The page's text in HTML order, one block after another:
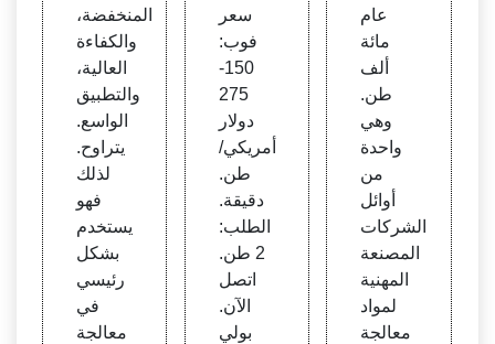
المنخفضة،
والكفاءة
العالية،
والتطبيق
الواسع.
يتراوح.
لذلك
فهو
يستخدم
بشكل
رئيسي
في
معالجة
سعر
فوب:
150-
275
دولار
أمريكي/
طن.
دقيقة.
الطلب:
2 طن.
اتصل
الآن.
بولي
عام
مائة
ألف
طن.
وهي
واحدة
من
أوائل
الشركات
المصنعة
المهنية
لمواد
معالجة